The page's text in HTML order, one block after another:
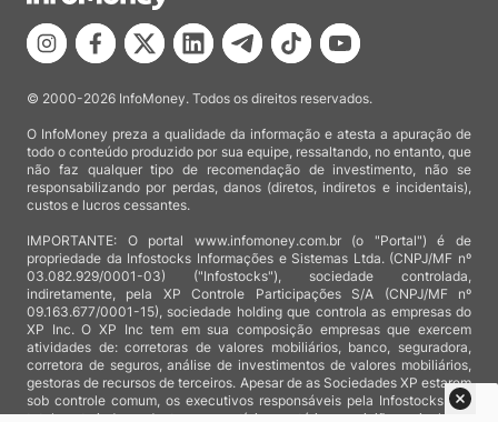
© 2000-2026 InfoMoney. Todos os direitos reservados.
O InfoMoney preza a qualidade da informação e atesta a apuração de
todo o conteúdo produzido por sua equipe, ressaltando, no entanto, que
não faz qualquer tipo de recomendação de investimento, não se
responsabilizando por perdas, danos (diretos, indiretos e incidentais),
custos e lucros cessantes.
IMPORTANTE: O portal www.infomoney.com.br (o "Portal") é de
propriedade da Infostocks Informações e Sistemas Ltda. (CNPJ/MF nº
03.082.929/0001-03) ("Infostocks"), sociedade controlada,
indiretamente, pela XP Controle Participações S/A (CNPJ/MF nº
09.163.677/0001-15), sociedade holding que controla as empresas do
XP Inc. O XP Inc tem em sua composição empresas que exercem
atividades de: corretoras de valores mobiliários, banco, seguradora,
corretora de seguros, análise de investimentos de valores mobiliários,
gestoras de recursos de terceiros. Apesar de as Sociedades XP estarem
sob controle comum, os executivos responsáveis pela Infostocks são
totalmente independentes e as notícias, matérias e opiniões veiculadas